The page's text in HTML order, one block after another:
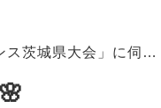
ス茨城県大会」に伺…